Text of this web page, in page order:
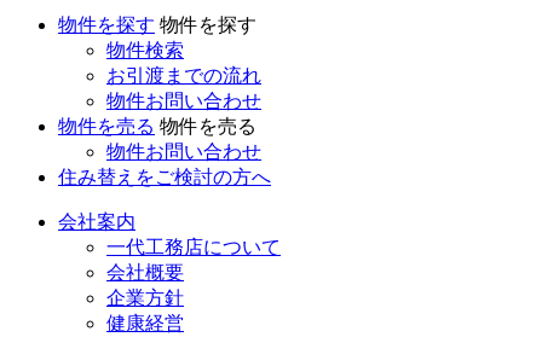
物件を探す 物件を探す
物件検索
お引渡までの流れ
物件お問い合わせ
物件を売る 物件を売る
物件お問い合わせ
住み替えをご検討の方へ
会社案内
一代工務店について
会社概要
企業方針
健康経営